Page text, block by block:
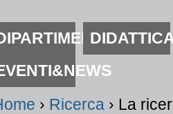
› Ricerca › La